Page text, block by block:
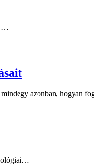
mindegy azonban, hogyan